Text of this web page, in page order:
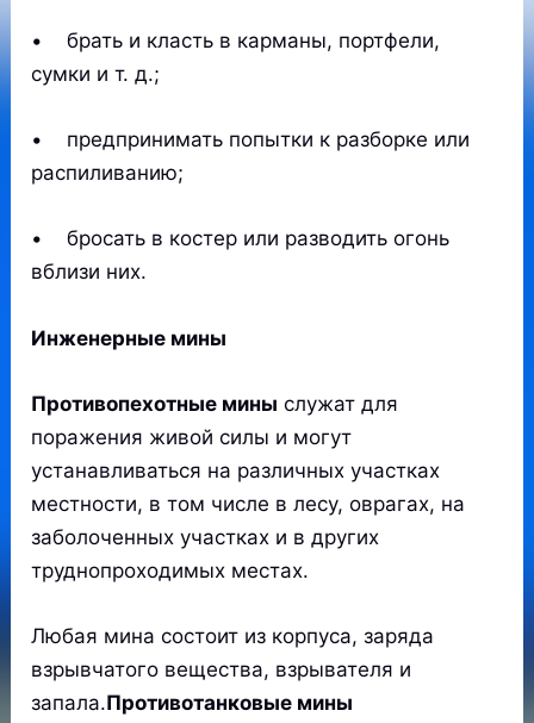
• брать и класть в карманы, портфели,
сумки и т. д.;
• предпринимать попытки к разборке или
распиливанию;
• бросать в костер или разводить огонь
вблизи них.
Инженерные мины
Противопехотные мины служат для
поражения живой силы и могут
устанавливаться на различных участках
местности, в том числе в лесу, оврагах, на
заболоченных участках и в других
труднопроходимых местах.
Любая мина состоит из корпуса, заряда
взрывчатого вещества, взрывателя и
запала.Противотанковые мины